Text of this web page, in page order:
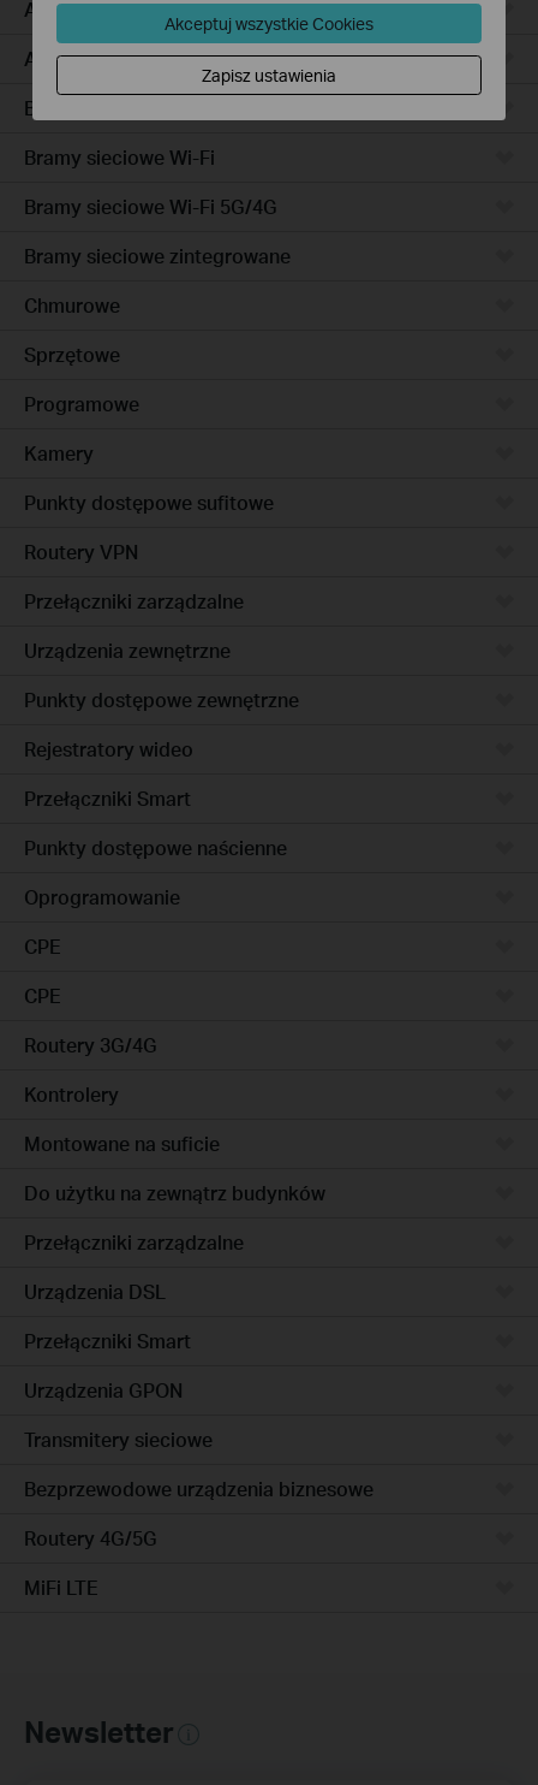
Access Pro
Access
Bramy sieciowe przewodowe
Bramy sieciowe Wi-Fi
Bramy sieciowe Wi-Fi 5G/4G
Bramy sieciowe zintegrowane
Chmurowe
Sprzętowe
Programowe
Kamery
Punkty dostępowe sufitowe
Routery VPN
Przełączniki zarządzalne
Urządzenia zewnętrzne
Punkty dostępowe zewnętrzne
Rejestratory wideo
Przełączniki Smart
Punkty dostępowe naścienne
Oprogramowanie
CPE
CPE
Routery 3G/4G
Kontrolery
Montowane na suficie
Do użytku na zewnątrz budynków
Przełączniki zarządzalne
Urządzenia DSL
Przełączniki Smart
Urządzenia GPON
Transmitery sieciowe
Bezprzewodowe urządzenia biznesowe
Routery 4G/5G
MiFi LTE
Newsletter
Akceptuj wszystkie Cookies
Zapisz ustawienia